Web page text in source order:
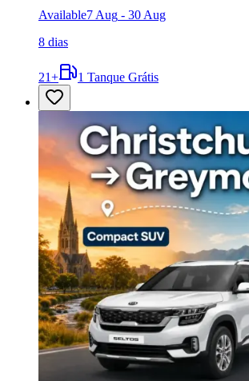
Available7 Aug - 30 Aug
8 dias
21+ 1 Tanque Grátis